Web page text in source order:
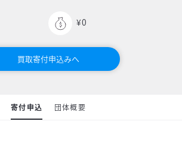
¥0
買取寄付申込みへ
寄付申込 団体概要